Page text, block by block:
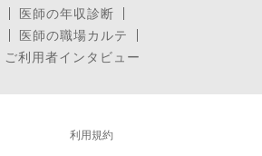
医師の年収診断
医師の職場カルテ
利用者インタビュー
利用規約